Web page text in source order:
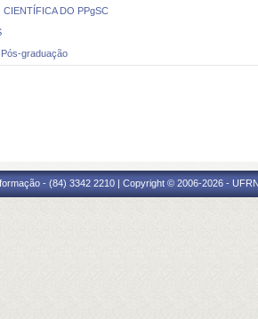
DO PPgSC
graduação
- (84) 3342 2210 | Copyright © 2006-2026 -